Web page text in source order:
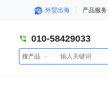
外贸出海 产品服务
010-58429033
搜产品